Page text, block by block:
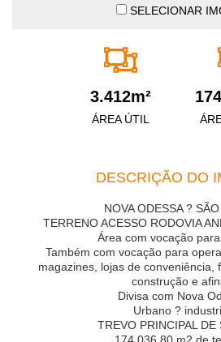
SELECIONAR
3.412m²
ÁREA ÚTIL
DESCRIÇÃO DO
NOVA ODESSA ?
TERRENO ACESSO RODOVIA
Área com vocação
Também com vocação para
magazines, lojas de conveniência,
construção e
Divisa com Nova
Urbano ?
TREVO PRINCIPAL DE
174.036,80 m2 de